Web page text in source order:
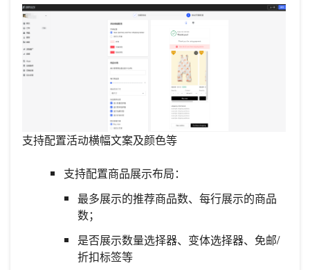
支持配置活动横幅文案及颜色等
支持配置商品展示布局：
最多展示的推荐商品数、每行展示的商品
数；
是否展示数量选择器、变体选择器、免邮/
折扣标签等